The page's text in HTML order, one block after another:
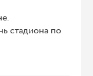
стадиона по